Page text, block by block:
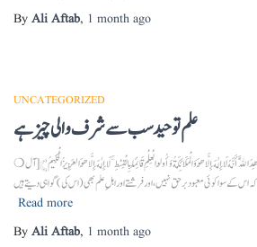
By Ali Aftab, 1 month ago
UNCATEGORIZED
علم توحید سب سے شرف والی چیز ہے
❍ اللہ تعالیٰ فرماتا ہے:﴿ شَهِدَ اللَّهُ أَنَّهُ لَا إِلٰهَ إِلَّا هُوَ وَالْمَلَائِكَةُ وَأُولُو الْعِلْمِ قَائِمًا بِالْقِسْطِ ۚ لَا إِلٰهَ إِلَّا هُوَ الْعَزِيزُ الْحَكِيمُ ﴾[آل
Read more
By Ali Aftab, 1 month ago